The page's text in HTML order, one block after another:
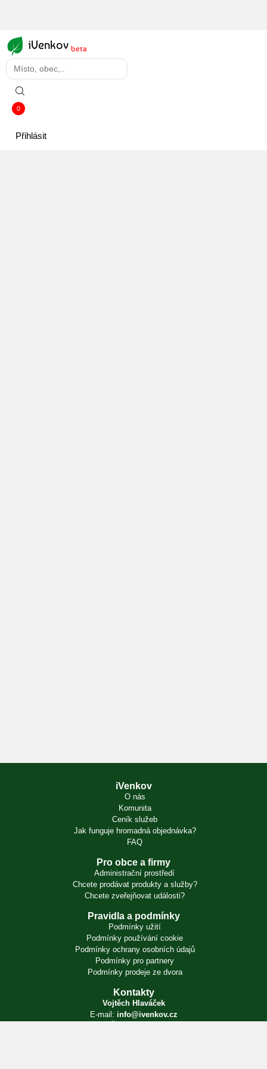
iVenkov beta
0
Přihlásit
iVenkov
O nás
Komunita
Ceník služeb
Jak funguje hromadná objednávka?
FAQ
Pro obce a firmy
Administrační prostředí
Chcete prodávat produkty a služby?
Chcete zveřejňovat události?
Pravidla a podmínky
Podmínky užití
Podmínky používání cookie
Podmínky ochrany osobních údajů
Podmínky pro partnery
Podmínky prodeje ze dvora
Kontakty
Vojtěch Hlaváček
E-mail: info@ivenkov.cz